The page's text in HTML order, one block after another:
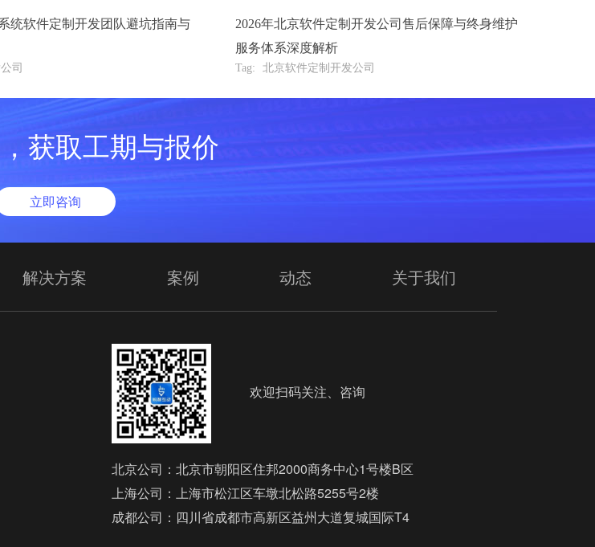
统软件定制开发团队避坑指南与
司
2026年北京软件定制开发公司售后保障与终身维护
服务体系深度解析
Tag: 北京软件定制开发公司
获取工期与报价
立即咨询
解决方案 案例 动态 关于我们
欢迎扫码关注、咨询
北京公司：北京市朝阳区住邦2000商务中心1号楼B区
上海公司：上海市松江区车墩北松路5255号2楼
成都公司：四川省成都市高新区益州大道复城国际T4